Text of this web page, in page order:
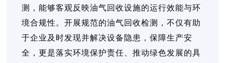
测，能够客观反映油气回收设施的运行效能与环
境合规性。开展规范的油气回收检测，不仅有助
于企业及时发现并解决设备隐患，保障生产安
全，更是落实环境保护责任、推动绿色发展的具